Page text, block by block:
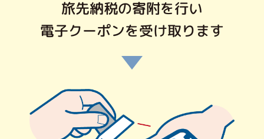
旅先納税の寄附を行い
電子クーポンを受け取ります